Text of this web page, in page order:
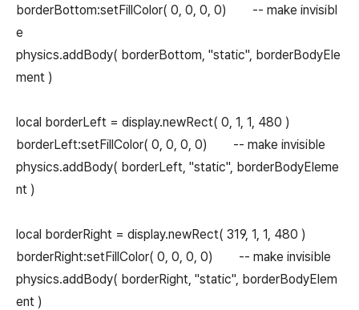
borderBottom:setFillColor( 0, 0, 0, 0) -- make invisibl
e
physics.addBody( borderBottom, "static", borderBodyEle
ment )
local borderLeft = display.newRect( 0, 1, 1, 480 )
borderLeft:setFillColor( 0, 0, 0, 0) -- make invisible
physics.addBody( borderLeft, "static", borderBodyEleme
nt )
local borderRight = display.newRect( 319, 1, 1, 480 )
borderRight:setFillColor( 0, 0, 0, 0) -- make invisible
physics.addBody( borderRight, "static", borderBodyElem
ent )